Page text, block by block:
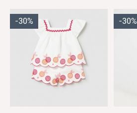
-30% -30%